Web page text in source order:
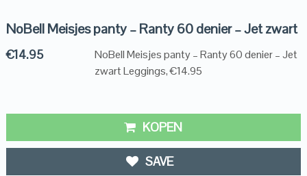
NoBell Meisjes panty – Ranty 60 denier – Jet zwart
€14.95
NoBell Meisjes panty – Ranty 60 denier – Jet
zwart Leggings, €14.95
KOPEN
SAVE